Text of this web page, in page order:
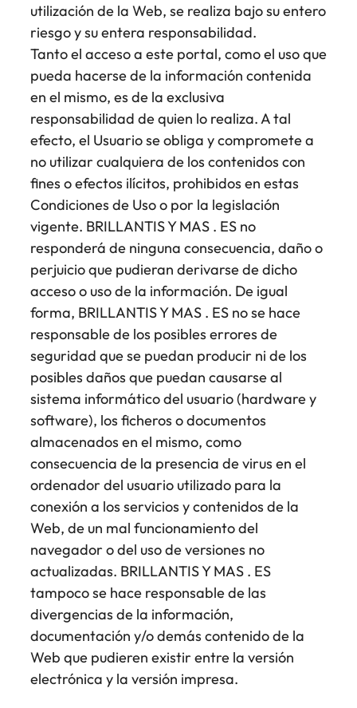
utilización de la Web, se realiza bajo su entero
riesgo y su entera responsabilidad.
Tanto el acceso a este portal, como el uso que
pueda hacerse de la información contenida
en el mismo, es de la exclusiva
responsabilidad de quien lo realiza. A tal
efecto, el Usuario se obliga y compromete a
no utilizar cualquiera de los contenidos con
fines o efectos ilícitos, prohibidos en estas
Condiciones de Uso o por la legislación
vigente. BRILLANTIS Y MAS . ES no
responderá de ninguna consecuencia, daño o
perjuicio que pudieran derivarse de dicho
acceso o uso de la información. De igual
forma, BRILLANTIS Y MAS . ES no se hace
responsable de los posibles errores de
seguridad que se puedan producir ni de los
posibles daños que puedan causarse al
sistema informático del usuario (hardware y
software), los ficheros o documentos
almacenados en el mismo, como
consecuencia de la presencia de virus en el
ordenador del usuario utilizado para la
conexión a los servicios y contenidos de la
Web, de un mal funcionamiento del
navegador o del uso de versiones no
actualizadas. BRILLANTIS Y MAS . ES
tampoco se hace responsable de las
divergencias de la información,
documentación y/o demás contenido de la
Web que pudieren existir entre la versión
electrónica y la versión impresa.